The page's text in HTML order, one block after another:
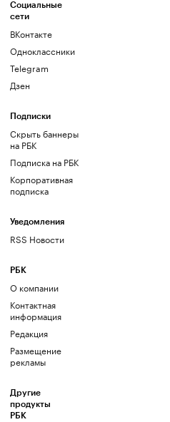
Социальные
сети
ВКонтакте
Одноклассники
Telegram
Дзен
Подписки
Скрыть баннеры
на РБК
Подписка на РБК
Корпоративная
подписка
Уведомления
RSS Новости
РБК
О компании
Контактная
информация
Редакция
Размещение
рекламы
Другие
продукты
РБК